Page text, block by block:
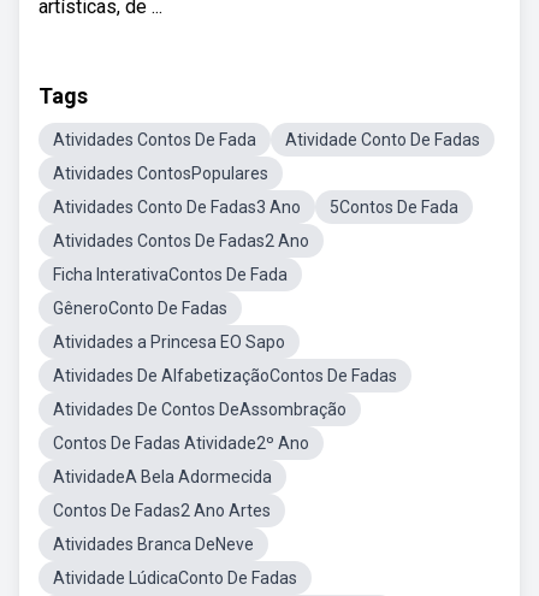
artísticas, de ...
Tags
Atividades Contos De Fada
Atividade Conto De Fadas
Atividades ContosPopulares
Atividades Conto De Fadas3 Ano
5Contos De Fada
Atividades Contos De Fadas2 Ano
Ficha InterativaContos De Fada
GêneroConto De Fadas
Atividades a Princesa EO Sapo
Atividades De AlfabetizaçãoContos De Fadas
Atividades De Contos DeAssombração
Contos De Fadas Atividade2º Ano
AtividadeA Bela Adormecida
Contos De Fadas2 Ano Artes
Atividades Branca DeNeve
Atividade LúdicaConto De Fadas